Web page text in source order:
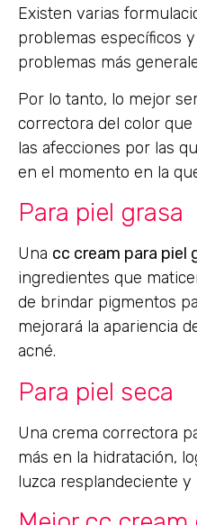
Existen varias
problemas específicos
problemas más
Por lo tanto, lo mejor
correctora del color
las afecciones por las
en el momento en la
Para piel grasa
Una cc cream para piel
ingredientes que
de brindar pigmentos
mejorará la apariencia
acné.
Para piel seca
Una crema correctora
más en la hidratación,
luzca resplandeciente y